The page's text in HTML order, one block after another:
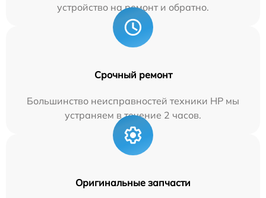
устройство на ремонт и обратно.
Срочный ремонт
Большинство неисправностей техники HP мы
устраняем в течение 2 часов.
Оригинальные запчасти